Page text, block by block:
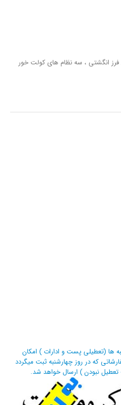
انگشتی ، سه نظام های کولت خور
ها (تعطیلی پست و ادارات ) امکان
که در روز چهارشنبه ثبت میگردد
نبودن ) ارسال خواهد شد.